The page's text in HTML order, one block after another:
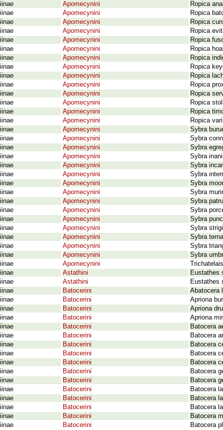
Apomecynini
Ropica
Apomecynini
Ropica
Apomecynini
Ropica
Apomecynini
Ropica
Apomecynini
Ropica
Apomecynini
Ropica
Apomecynini
Ropica
Apomecynini
Ropica
Apomecynini
Ropica
Apomecynini
Ropica
Apomecynini
Ropica
Apomecynini
Ropica
Apomecynini
Ropica
Apomecynini
Ropica
Apomecynini
Sybra
Apomecynini
Sybra
Apomecynini
Sybra
Apomecynini
Sybra
Apomecynini
Sybra
Apomecynini
Sybra
Apomecynini
Sybra
Apomecynini
Sybra
Apomecynini
Sybra
Apomecynini
Sybra
Apomecynini
Sybra
Apomecynini
Sybra
Apomecynini
Sybra
Apomecynini
Sybra
Apomecynini
Sybra
Apomecynini
Astathini
Eustathes
Astathini
Eustathes
Batocerini
Abatocera
Batocerini
Apriona
Batocerini
Apriona
Batocerini
Apriona
Batocerini
Batocera
Batocerini
Batocera
Batocerini
Batocera
Batocerini
Batocera
Batocerini
Batocera
Batocerini
Batocera
Batocerini
Batocera
Batocerini
Batocera
Batocerini
Batocera
Batocerini
Batocera
Batocerini
Batocera
Batocerini Batocera